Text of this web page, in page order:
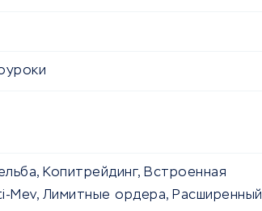
Копитрейдинг, Встроенная
Mev, Лимитные ордера, Расширенный